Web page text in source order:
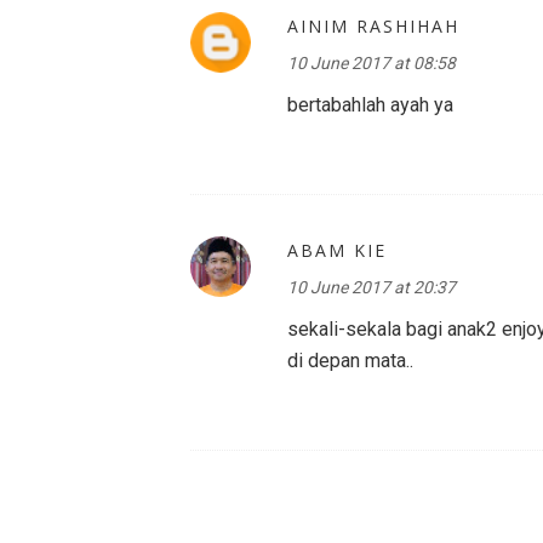
AINIM RASHIHAH
10 June 2017 at 08:58
bertabahlah ayah ya
ABAM KIE
10 June 2017 at 20:37
sekali-sekala bagi anak2
di depan mata..